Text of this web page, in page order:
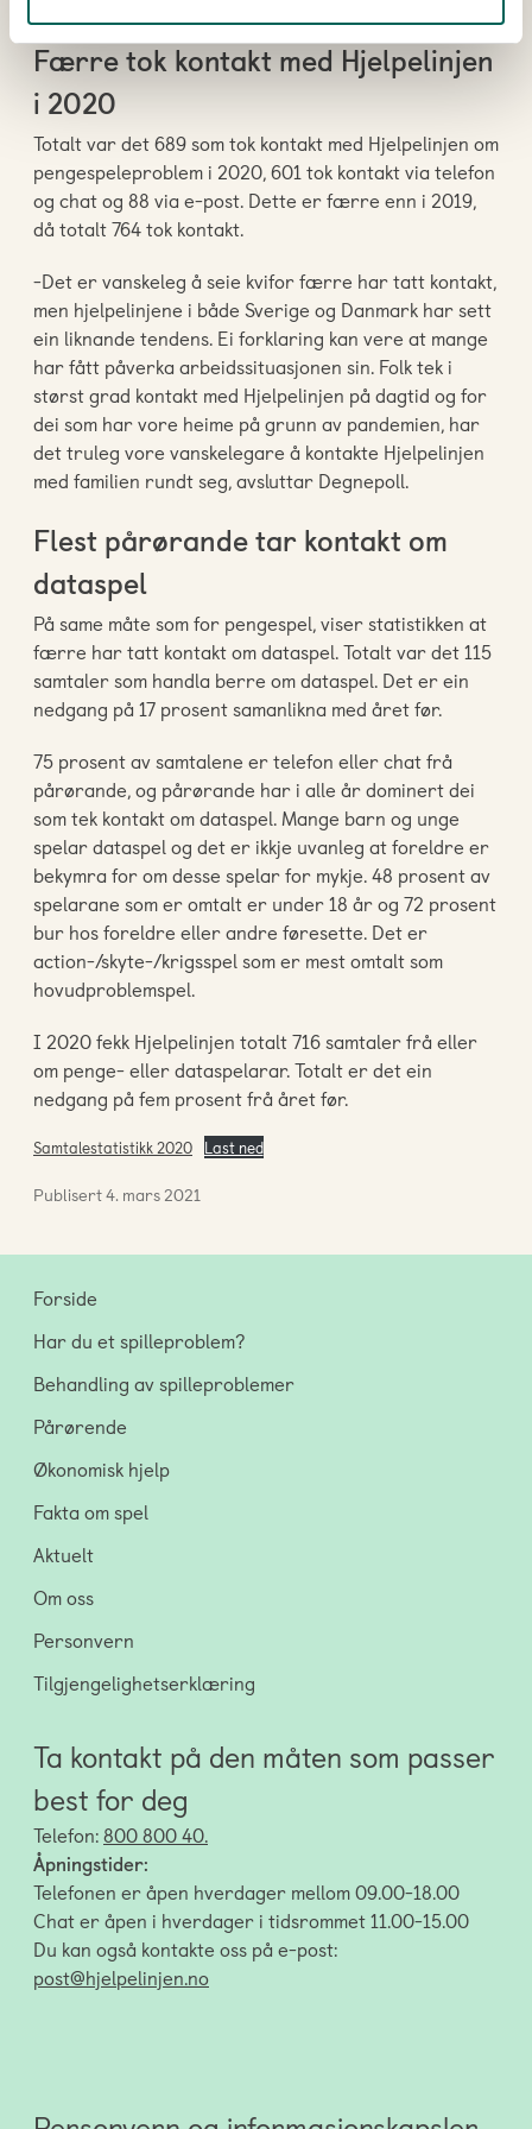
Færre tok kontakt med Hjelpelinjen
i 2020
Totalt var det 689 som tok kontakt med Hjelpelinjen om
pengespeleproblem i 2020, 601 tok kontakt via telefon
og chat og 88 via e-post. Dette er færre enn i 2019,
då totalt 764 tok kontakt.
-Det er vanskeleg å seie kvifor færre har tatt kontakt,
men hjelpelinjene i både Sverige og Danmark har sett
ein liknande tendens. Ei forklaring kan vere at mange
har fått påverka arbeidssituasjonen sin. Folk tek i
størst grad kontakt med Hjelpelinjen på dagtid og for
dei som har vore heime på grunn av pandemien, har
det truleg vore vanskelegare å kontakte Hjelpelinjen
med familien rundt seg, avsluttar Degnepoll.
Flest pårørande tar kontakt om
dataspel
På same måte som for pengespel, viser statistikken at
færre har tatt kontakt om dataspel. Totalt var det 115
samtaler som handla berre om dataspel. Det er ein
nedgang på 17 prosent samanlikna med året før.
75 prosent av samtalene er telefon eller chat frå
pårørande, og pårørande har i alle år dominert dei
som tek kontakt om dataspel. Mange barn og unge
spelar dataspel og det er ikkje uvanleg at foreldre er
bekymra for om desse spelar for mykje. 48 prosent av
spelarane som er omtalt er under 18 år og 72 prosent
bur hos foreldre eller andre føresette. Det er
action-/skyte-/krigsspel som er mest omtalt som
hovudproblemspel.
I 2020 fekk Hjelpelinjen totalt 716 samtaler frå eller
om penge- eller dataspelarar. Totalt er det ein
nedgang på fem prosent frå året før.
Samtalestatistikk 2020 Last ned
Publisert4. mars 2021
Forside
Har du et spilleproblem?
Behandling av spilleproblemer
Pårørende
Økonomisk hjelp
Fakta om spel
Aktuelt
Om oss
Personvern
Tilgjengelighetserklæring
Ta kontakt på den måten som passer
best for deg
Telefon:800 800 40.
Åpningstider:
Telefonen er åpen hverdager mellom 09.00-18.00
Chat er åpen i hverdager i tidsrommet 11.00-15.00
Du kan også kontakte oss på e-post:
post@hjelpelinjen.no